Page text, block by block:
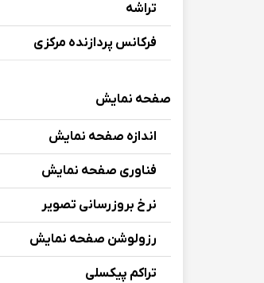
تراشه
فرکانس پردازنده‌ مرکزی
صفحه نمایش
اندازه صفحه نمایش
فناوری صفحه‌ نمایش
نرخ بروزرسانی تصویر
رزولوشن صفحه نمایش
تراکم پیکسلی